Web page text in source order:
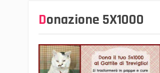
Donazione 5X1000